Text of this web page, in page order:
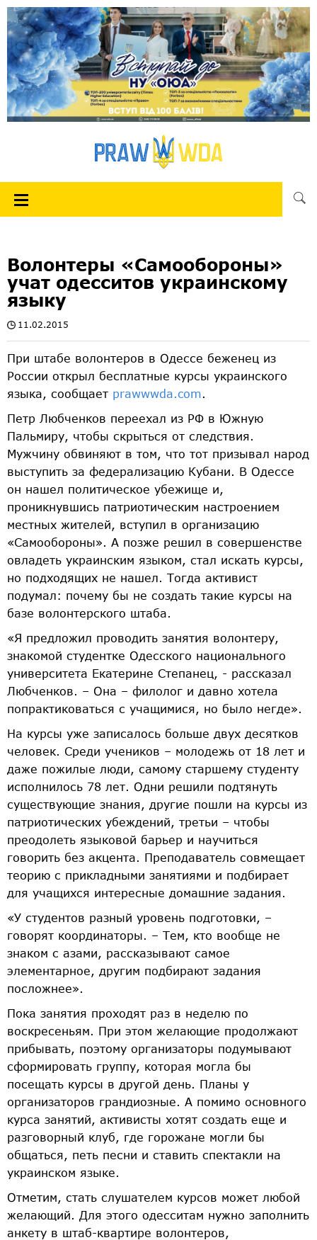
Волонтеры «Самообороны»
учат одесситов украинскому
языку
11.02.2015
При штабе волонтеров в Одессе беженец из
России открыл бесплатные курсы украинского
языка, сообщает prawwwda.com
Петр Любченков переехал из РФ в Южную
Пальмиру, чтобы скрыться от следствия.
Мужчину обвиняют в том, что тот призывал народ
выступить за федерализацию Кубани. В Одессе
он нашел политическое убежище и,
проникнувшись патриотическим настроением
местных жителей, вступил в организацию
«Самообороны». А позже решил в совершенстве
овладеть украинским языком, стал искать курсы,
но подходящих не нашел. Тогда активист
подумал: почему бы не создать такие курсы на
базе волонтерского штаба.
«Я предложил проводить занятия волонтеру,
знакомой студентке Одесского национального
университета Екатерине Степанец, - рассказал
Любченков. – Она – филолог и давно хотела
попрактиковаться с учащимися, но было негде».
На курсы уже записалось больше двух десятков
человек. Среди учеников – молодежь от 18 лет и
даже пожилые люди, самому старшему студенту
исполнилось 78 лет. Одни решили подтянуть
существующие знания, другие пошли на курсы из
патриотических убеждений, третьи – чтобы
преодолеть языковой барьер и научиться
говорить без акцента. Преподаватель совмещает
теорию с прикладными занятиями и подбирает
для учащихся интересные домашние задания.
«У студентов разный уровень подготовки, –
говорят координаторы. – Тем, кто вообще не
знаком с азами, рассказывают самое
элементарное, другим подбирают задания
посложнее».
Пока занятия проходят раз в неделю по
воскресеньям. При этом желающие продолжают
прибывать, поэтому организаторы подумывают
сформировать группу, которая могла бы
посещать курсы в другой день. Планы у
организаторов грандиозные. А помимо основного
курса занятий, активисты хотят создать еще и
разговорный клуб, где горожане могли бы
общаться, петь песни и ставить спектакли на
украинском языке.
Отметим, стать слушателем курсов может любой
желающий. Для этого одесситам нужно заполнить
анкету в штаб-квартире волонтеров,